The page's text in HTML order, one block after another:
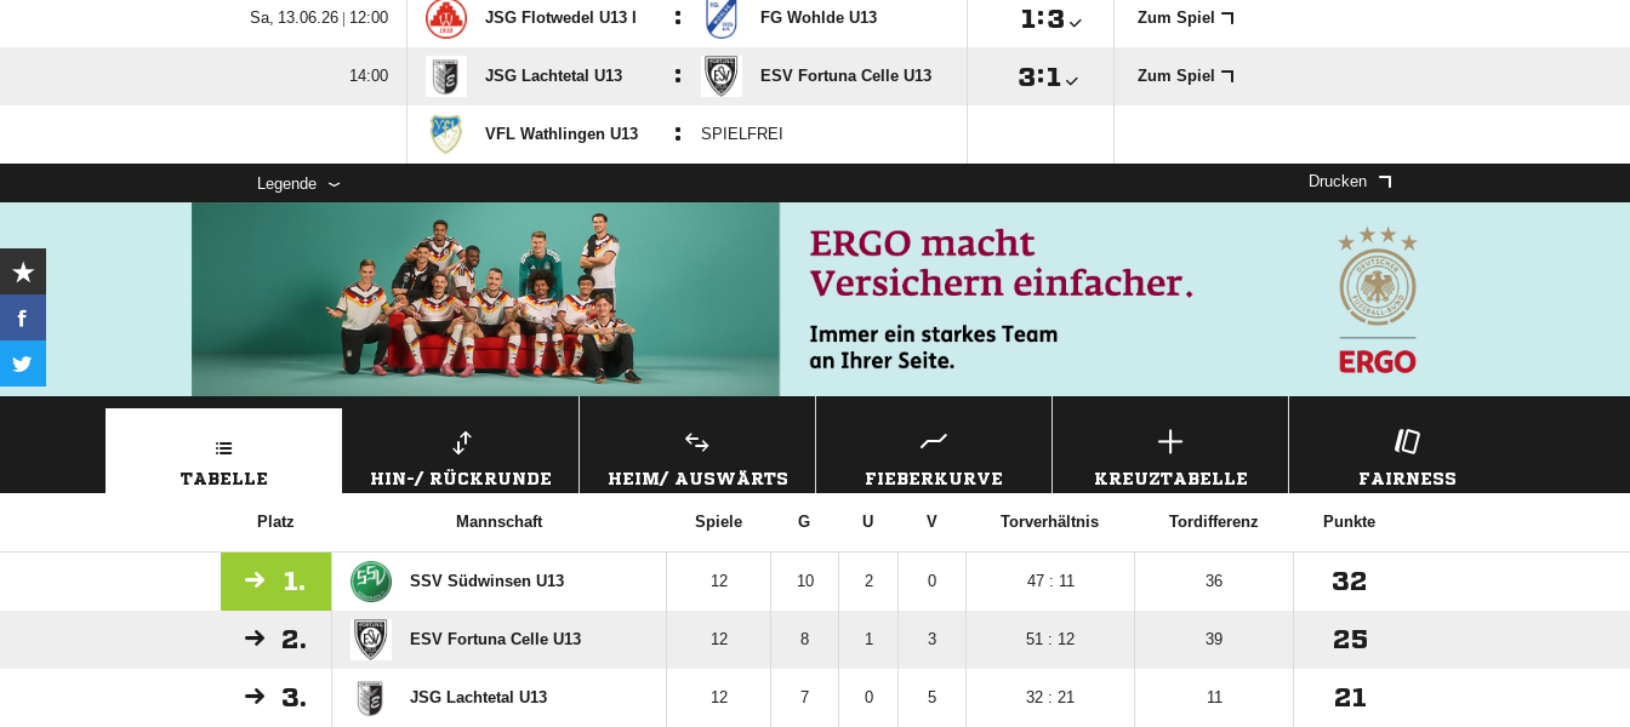
  |  JSG Flotwedel U13 I : FG Wohlde U13 : Zum Spiel
 JSG Lachtetal U13 : ESV Fortuna Celle U13 : Zum Spiel
VFL Wathlingen U13 : SPIELFREI
Legende Drucken
TABELLE HIN-/ RÜCKRUNDE HEIM/ AUSWÄRTS FIEBERKURVE KREUZTABELLE FAIRNESS
Platz Mannschaft Spiele G U V Torverhältnis Tordifferenz Punkte
1. SSV Südwinsen U13 12 10 2 0 47 : 11 36 32
2. ESV Fortuna Celle U13 12 8 1 3 51 : 12 39 25
3. JSG Lachtetal U13 12 7 0 5 32 : 21 11 21